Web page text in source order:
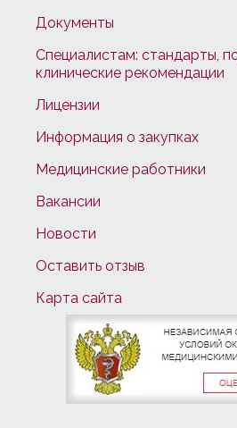
Документы
Специалистам: стандарты,
клинические рекомендации
Лицензии
Информация о закупках
Медицинские работники
Вакансии
Новости
Оставить отзыв
Карта сайта